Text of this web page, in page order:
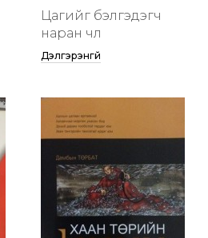
Цагийг бэлгэдэгч
наран чөлөө
Дэлгэрэнгүй